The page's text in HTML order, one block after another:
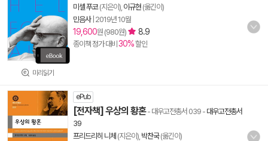
미리읽기
미셸 푸코(지은이), 이규현 (옮긴이)
민음사| 2019년 10월
19,600원 (980원) 8.9
종이책 정가 대비 30%할인
ePub
[전자책] 우상의 황혼- 대우고전총서 039 - 대우고전총서
39
프리드리히 니체 (지은이), 박찬국(옮긴이)